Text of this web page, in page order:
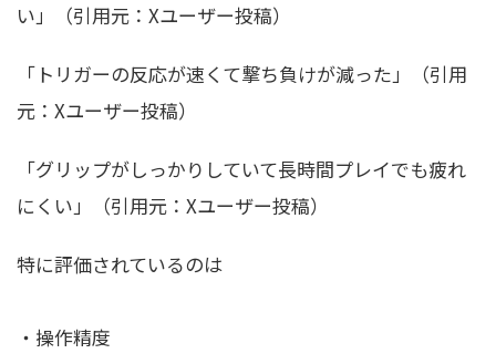
い」（引用元：Xユーザー投稿）
「トリガーの反応が速くて撃ち負けが減った」（引用
元：Xユーザー投稿）
「グリップがしっかりしていて長時間プレイでも疲れ
にくい」（引用元：Xユーザー投稿）
特に評価されているのは
・操作精度